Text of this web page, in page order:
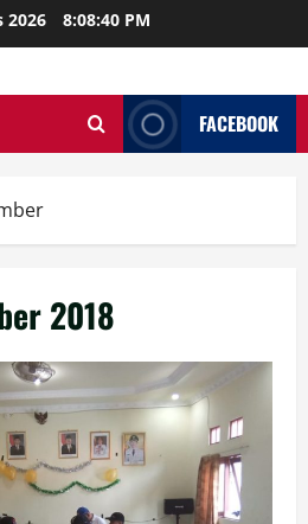
2026 8:08:41 PM
FACEBOOK
2018